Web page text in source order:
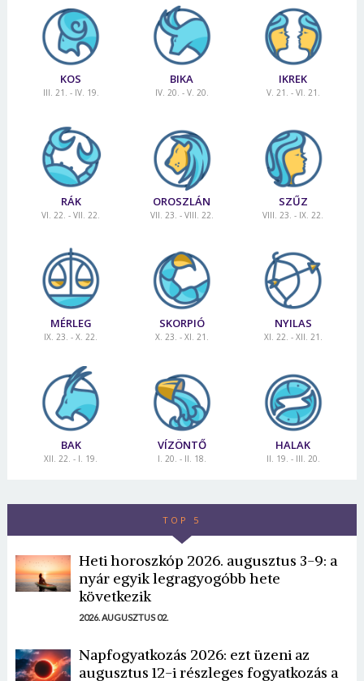
KOS
III. 21. - IV. 19.
BIKA
IV. 20. - V. 20.
IKREK
V. 21. - VI. 21.
RÁK
VI. 22. - VII. 22.
OROSZLÁN
VII. 23. - VIII. 22.
SZŰZ
VIII. 23. - IX. 22.
MÉRLEG
IX. 23. - X. 22.
SKORPIÓ
X. 23. - XI. 21.
NYILAS
XI. 22. - XII. 21.
BAK
XII. 22. - I. 19.
VÍZÖNTŐ
I. 20. - II. 18.
HALAK
II. 19. - III. 20.
TOP 5
Heti horoszkóp 2026. augusztus 3-9: a
nyár egyik legragyogóbb hete
következik
2026. AUGUSZTUS 02.
Napfogyatkozás 2026: ezt üzeni az
augusztus 12-i részleges fogyatkozás a